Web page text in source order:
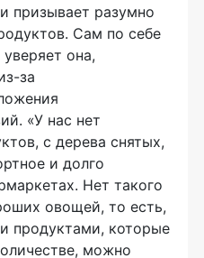
призывает разумно
Сам по себе
она,
за
«У нас нет
с дерева снятых,
и долго
Нет такого
овощей, то есть,
продуктами, которые
можно